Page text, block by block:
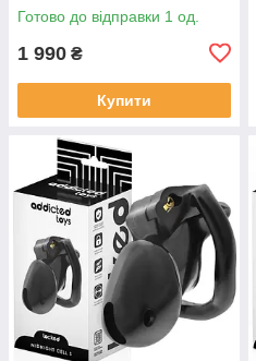
Готово до відправки 1 од.
1 990 ₴
Купити